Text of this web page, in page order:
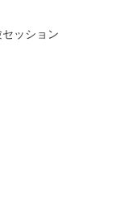
ッション